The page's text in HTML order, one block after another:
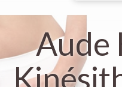
Aude